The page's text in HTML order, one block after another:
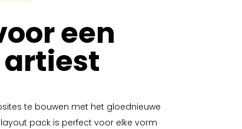
een
te bouwen met het gloednieuwe
pack is perfect voor elke vorm